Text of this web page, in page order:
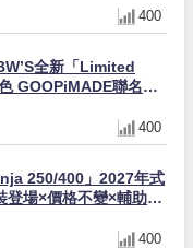
400
全新「Limited
GOOPiMADE聯名包
400
250/400」2027年式
登場×價格不變×輔助滑
400